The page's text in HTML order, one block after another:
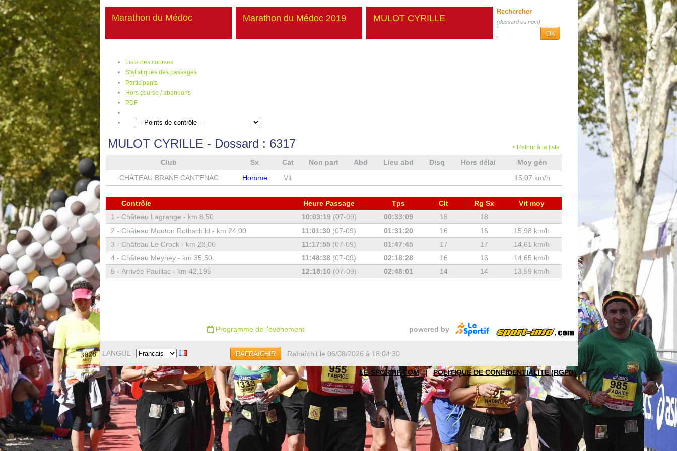
Marathon du Médoc Marathon du Médoc 2019 MULOT CYRILLE
Rechercher
(dossard ou nom)
OK
Liste des courses
Statistiques des passages
Participants
Hors course / abandons
PDF
MULOT CYRILLE - Dossard : 6317 > Retour à la liste
Club Sx Cat Non part Abd Lieu abd Disq Hors délai
Moy gén
CHÂTEAU BRANE CANTENAC
Homme V1 15,07 km/h
Contrôle Heure Passage Tps Clt Rg Sx
Vit moy
1 - Château Lagrange - km 8,50 10:03:19 (07-09) 00:33:09 18
18
2 - Château Mouton Rothschild - km 24,00 11:01:30 (07-09) 01:31:20 16 16
15,98 km/h
3 - Château Le Crock - km 28,00 11:17:55 (07-09) 01:47:45 17 17
14,61 km/h
4 - Château Meyney - km 35,50 11:48:38 (07-09) 02:18:28 16 16
14,65 km/h
5 - Arrivée Pauillac - km 42,195 12:18:10 (07-09) 02:48:01 14 14 13,59 km/h
Programme de l'évènement powered by
LANGUE RAFRAÎCHIR Rafraîchit le 06/08/2026 à 18:04:30
LE-SPORTIF.COM | POLITIQUE DE CONFIDENTIALITE (RGPD)